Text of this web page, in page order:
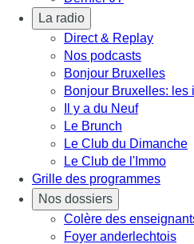
La radio
Direct & Replay
Nos podcasts
Bonjour Bruxelles
Bonjour Bruxelles: les
Il y a du Neuf
Le Brunch
Le Club du Dimanche
Le Club de l'Immo
Grille des programmes
Nos dossiers
Colère des
Foyer anderlechtois